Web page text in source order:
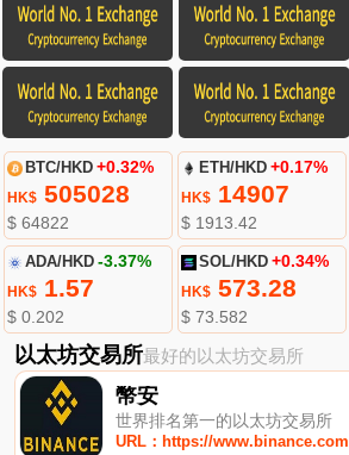
BTC/HKD +0.32%
HK$505028
$ 64822
ETH/HKD +0.17%
HK$ 14907
$ 1913.42
ADA/HKD -3.37%
HK$1.57
$ 0.202
SOL/HKD +0.34%
HK$ 573.28
$ 73.582
以太坊交易所最好的以太坊交易所
幣安
世界排名第一的以太坊交易所
URL：https://www.binance.com